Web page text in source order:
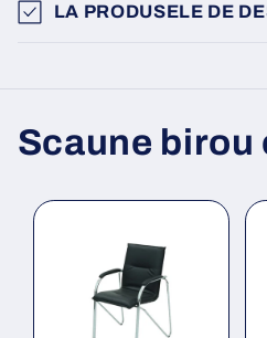
LA PRODUSELE DE
Scaune birou